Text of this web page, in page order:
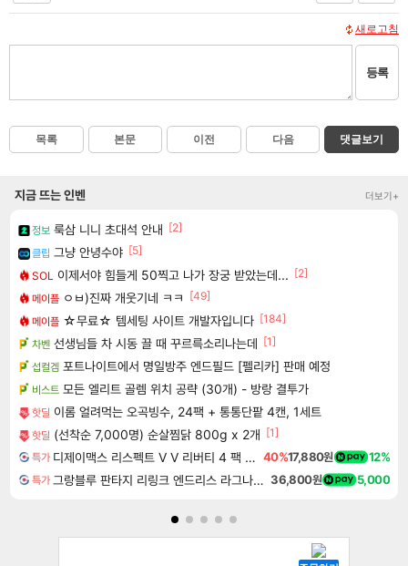
새로고침
등록
목록 본문 이전 다음 댓글보기
지금 뜨는 인벤 더보기+
정보 룩삼 니니 초대석 안내 [2]
클립 그냥 안녕수야 [5]
SOL 이제서야 힘들게 50찍고 나가 장궁 받았는데... [2]
메이플 ㅇㅂ)진짜 개웃기네 ㅋㅋ
[49]
메이플 ☆무료☆ 템세팅 사이트 개발자입니다 [184]
차벤 선생님들 차 시동 끌 때 꾸르륵소리나는데 [1]
섭컬겜 포트나이트에서 명일방주 엔드필드 [펠리카] 판매 예정
비스트 모든 엘리트 골렘 위치 공략 (30개) - 방랑 결투가
핫딜 이롬 얼려먹는 오곡빙수, 24팩 + 통통단팥 4캔, 1세트
핫딜 (선착순 7,000명) 순살찜닭 800g x 2개 [1]
특가
디제이맥스 리스펙트 V V 리버티 4 팩 DJMAX RESPECT V V Liberty 4 Pack DLC 40%17,880원 12%
특가 그랑블루 판타지 리링크 엔드리스 라그나로크 업그레이드 킷 Granblue Fantasy Relink Endless Ragnarok Upgrade Kit DLC 36,800원 5,000